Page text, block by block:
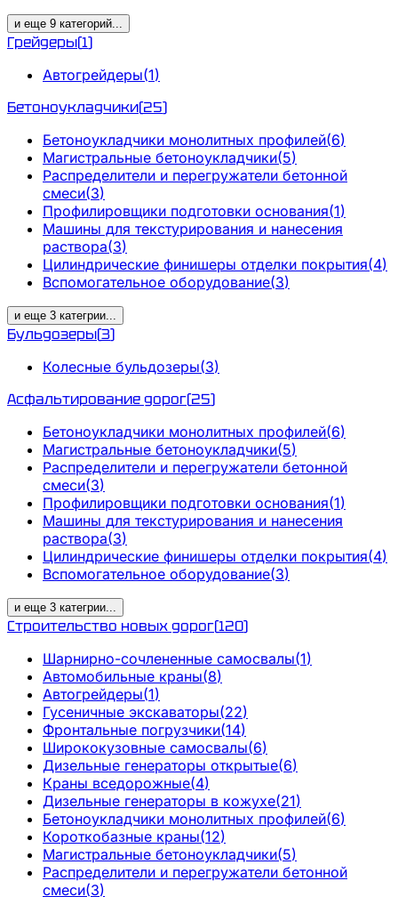
и еще 9 категорий...
Грейдеры(1)
Автогрейдеры(1)
Бетоноукладчики(25)
Бетоноукладчики монолитных профилей(6)
Магистральные бетоноукладчики(5)
Распределители и перегружатели бетонной
смеси(3)
Профилировщики подготовки основания(1)
Машины для текстурирования и нанесения
раствора(3)
Цилиндрические финишеры отделки покрытия(4)
Вспомогательное оборудование(3)
и еще 3 категрии...
Бульдозеры(3)
Колесные бульдозеры(3)
Асфальтирование дорог(25)
Бетоноукладчики монолитных профилей(6)
Магистральные бетоноукладчики(5)
Распределители и перегружатели бетонной
смеси(3)
Профилировщики подготовки основания(1)
Машины для текстурирования и нанесения
раствора(3)
Цилиндрические финишеры отделки покрытия(4)
Вспомогательное оборудование(3)
и еще 3 категрии...
Строительство новых дорог(120)
Шарнирно-сочлененные самосвалы(1)
Автомобильные краны(8)
Автогрейдеры(1)
Гусеничные экскаваторы(22)
Фронтальные погрузчики(14)
Ширококузовные самосвалы(6)
Дизельные генераторы открытые(6)
Краны вседорожные(4)
Дизельные генераторы в кожухе(21)
Бетоноукладчики монолитных профилей(6)
Короткобазные краны(12)
Магистральные бетоноукладчики(5)
Распределители и перегружатели бетонной
смеси(3)